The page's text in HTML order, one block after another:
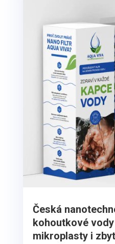
Česká
kohoutkové
mikroplasty i